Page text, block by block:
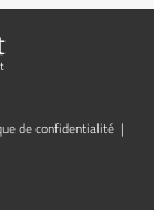
de confidentialité |